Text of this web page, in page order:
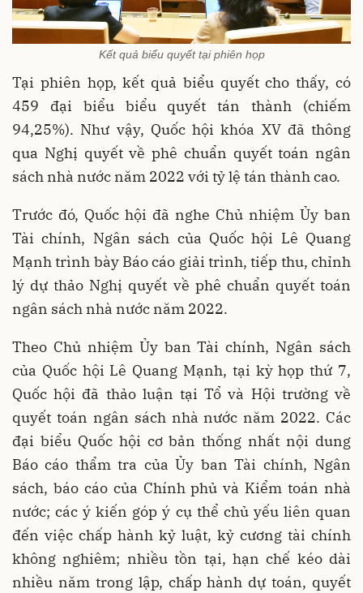
Kết quả biểu quyết tại phiên họp
Tại phiên họp, kết quả biểu quyết cho thấy, có
459 đại biểu biểu quyết tán thành (chiếm
94,25%). Như vậy, Quốc hội khóa XV đã thông
qua Nghị quyết về phê chuẩn quyết toán ngân
sách nhà nước năm 2022 với tỷ lệ tán thành cao.
Trước đó, Quốc hội đã nghe Chủ nhiệm Ủy ban
Tài chính, Ngân sách của Quốc hội Lê Quang
Mạnh trình bày Báo cáo giải trình, tiếp thu, chỉnh
lý dự thảo Nghị quyết về phê chuẩn quyết toán
ngân sách nhà nước năm 2022.
Theo Chủ nhiệm Ủy ban Tài chính, Ngân sách
của Quốc hội Lê Quang Mạnh, tại kỳ họp thứ 7,
Quốc hội đã thảo luận tại Tổ và Hội trường về
quyết toán ngân sách nhà nước năm 2022. Các
đại biểu Quốc hội cơ bản thống nhất nội dung
Báo cáo thẩm tra của Ủy ban Tài chính, Ngân
sách, báo cáo của Chính phủ và Kiểm toán nhà
nước; các ý kiến góp ý cụ thể chủ yếu liên quan
đến việc chấp hành kỷ luật, kỷ cương tài chính
không nghiêm; nhiều tồn tại, hạn chế kéo dài
nhiều năm trong lập, chấp hành dự toán, quyết